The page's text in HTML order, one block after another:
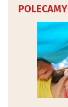
POLECAMY